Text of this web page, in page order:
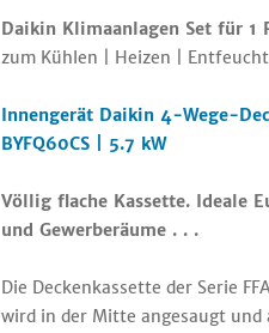
Daikin Klimaanlagen Set für
zum Kühlen | Heizen |
Innengerät Daikin 4-Wege-
BYFQ60CS | 5.7 kW
Völlig flache Kassette. Ideale
und Gewerberäume . . .
Die Deckenkassette der Serie
wird in der Mitte angesaugt und